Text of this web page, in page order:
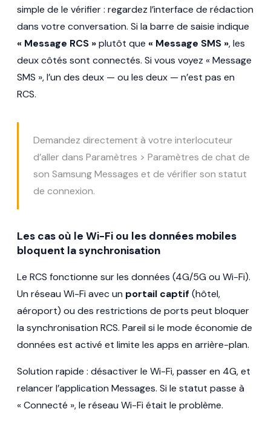
simple de le vérifier : regardez l’interface de rédaction
dans votre conversation. Si la barre de saisie indique
« Message RCS »plutôt que « Message SMS », les
deux côtés sont connectés. Si vous voyez « Message
SMS », l’un des deux — ou les deux — n’est pas en
RCS.
Demandez directement à votre interlocuteur
d’aller dans Paramètres > Paramètres de chat de
son Samsung Messages et de vérifier son statut
de connexion.
Les cas où le Wi-Fi ou les données mobiles
bloquent la synchronisation
Le RCS fonctionne sur les données (4G/5G ou Wi-Fi).
Un réseau Wi-Fi avec un portail captif (hôtel,
aéroport) ou des restrictions de ports peut bloquer
la synchronisation RCS. Pareil si le mode économie de
données est activé et limite les apps en arrière-plan.
Solution rapide : désactiver le Wi-Fi, passer en 4G, et
relancer l’application Messages. Si le statut passe à
« Connecté », le réseau Wi-Fi était le problème.